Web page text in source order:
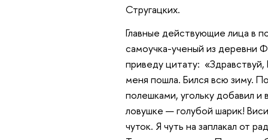
Стругацких.
Главные действующие лица в
самоучка-ученый из деревни
приведу цитату:
меня пошла. Бился всю зиму.
полешками, угольку добавил
ловушке — голубой шарик!
чуток. Я чуть на заплакал от